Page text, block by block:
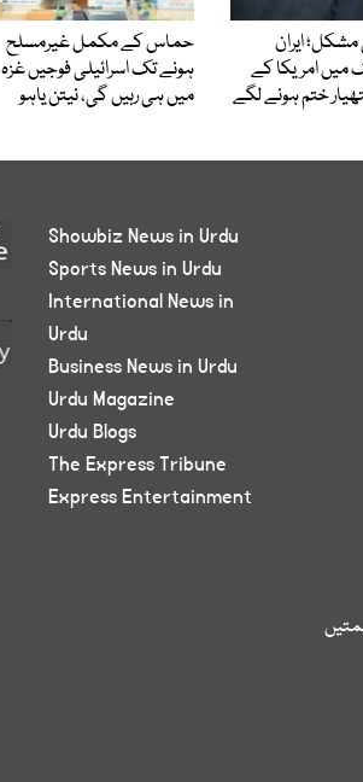
ایران
امریکا کے
ختم ہونے لگے
حماس کے مکمل غیرمسلح
ہونے تک اسرائیلی فوجیں غزہ
میں ہی رہیں گی، نیتن یاہو
Showbiz News in Urdu
Sports News in Urdu
International News in
Urdu
Business News in Urdu
Urdu Magazine
Urdu Blogs
The Express Tribune
Express Entertainment